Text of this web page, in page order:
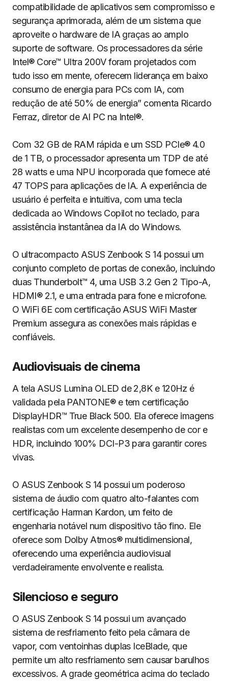
compatibilidade de aplicativos sem compromisso e
segurança aprimorada, além de um sistema que
aproveite o hardware de IA graças ao amplo
suporte de software. Os processadores da série
Intel® Core™ Ultra 200V foram projetados com
tudo isso em mente, oferecem liderança em baixo
consumo de energia para PCs com IA, com
redução de até 50% de energia” comenta Ricardo
Ferraz, diretor de AI PC na Intel®.
Com 32 GB de RAM rápida e um SSD PCIe® 4.0
de 1 TB, o processador apresenta um TDP de até
28 watts e uma NPU incorporada que fornece até
47 TOPS para aplicações de IA. A experiência de
usuário é perfeita e intuitiva, com uma tecla
dedicada ao Windows Copilot no teclado, para
assistência instantânea da IA do Windows.
O ultracompacto ASUS Zenbook S 14 possui um
conjunto completo de portas de conexão, incluindo
duas Thunderbolt™ 4, uma USB 3.2 Gen 2 Tipo-A,
HDMI® 2.1, e uma entrada para fone e microfone.
O WiFi 6E com certificação ASUS WiFi Master
Premium assegura as conexões mais rápidas e
confiáveis.
Audiovisuais de cinema
A tela ASUS Lumina OLED de 2,8K e 120Hz é
validada pela PANTONE® e tem certificação
DisplayHDR™ True Black 500. Ela oferece imagens
realistas com um excelente desempenho de cor e
HDR, incluindo 100% DCI-P3 para garantir cores
vivas.
O ASUS Zenbook S 14 possui um poderoso
sistema de áudio com quatro alto-falantes com
certificação Harman Kardon, um feito de
engenharia notável num dispositivo tão fino. Ele
oferece som Dolby Atmos® multidimensional,
oferecendo uma experiência audiovisual
verdadeiramente envolvente e realista.
Silencioso e seguro
O ASUS Zenbook S 14 possui um avançado
sistema de resfriamento feito pela câmara de
vapor, com ventoinhas duplas IceBlade, que
permite um alto resfriamento sem causar barulhos
excessivos. A grade geométrica acima do teclado